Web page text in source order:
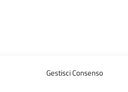
Gestisci Consenso